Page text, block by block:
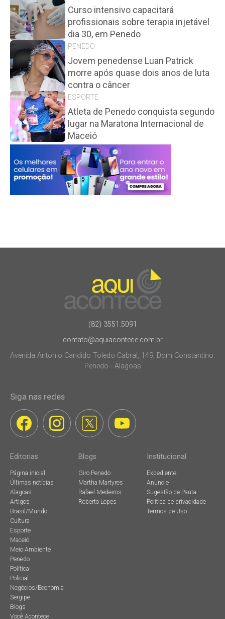
Curso intensivo capacitará
profissionais sobre terapia injetável
dia 30, em Penedo
PENEDO
Jovem penedense Luan Patrick
morre após quase dois anos de luta
contra o câncer
ESPORTE
Atleta de Penedo conquista segundo
lugar na Maratona Internacional de
Maceió
(82) 3551.5091
contato@aquiacontece.com.br
Avenida Antonio Candido Toledo Cabral, 149, Dom Constantino.
Penedo - Alagoas
Siga nas redes
Editorias
Página inicial
Últimas notícias
Alagoas
Artigos
Brasil/Mundo
Cultura
Esporte
Maceió
Meio Ambiente
Penedo
Política
Policial
Negócios/Economia
Sergipe
Blogs
Você Acontece
Blogs
Giro Penedo
Martha Martyres
Rafael Medeiros
Roberto Lopes
Institucional
Expediente
Anuncie
Sugestão de Pauta
Política de privacidade
Termos de Uso